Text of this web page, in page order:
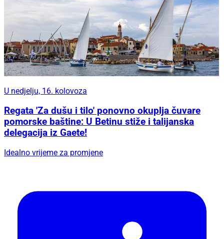
U nedjelju, 16. kolovoza
Regata 'Za dušu i tilo' ponovno okuplja čuvare
pomorske baštine: U Betinu stiže i talijanska
delegacija iz Gaete!
Idealno vrijeme za promjene